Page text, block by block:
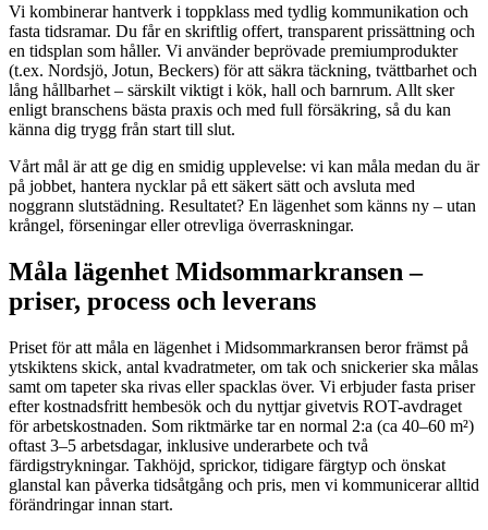
Vi kombinerar hantverk i toppklass med tydlig kommunikation och
fasta tidsramar. Du får en skriftlig offert, transparent prissättning och
en tidsplan som håller. Vi använder beprövade premiumprodukter
(t.ex. Nordsjö, Jotun, Beckers) för att säkra täckning, tvättbarhet och
lång hållbarhet – särskilt viktigt i kök, hall och barnrum. Allt sker
enligt branschens bästa praxis och med full försäkring, så du kan
känna dig trygg från start till slut.
Vårt mål är att ge dig en smidig upplevelse: vi kan måla medan du är
på jobbet, hantera nycklar på ett säkert sätt och avsluta med
noggrann slutstädning. Resultatet? En lägenhet som känns ny – utan
krångel, förseningar eller otrevliga överraskningar.
Måla lägenhet Midsommarkransen –
priser, process och leverans
Priset för att måla en lägenhet i Midsommarkransen beror främst på
ytskiktens skick, antal kvadratmeter, om tak och snickerier ska målas
samt om tapeter ska rivas eller spacklas över. Vi erbjuder fasta priser
efter kostnadsfritt hembesök och du nyttjar givetvis ROT-avdraget
för arbetskostnaden. Som riktmärke tar en normal 2:a (ca 40–60 m²)
oftast 3–5 arbetsdagar, inklusive underarbete och två
färdigstrykningar. Takhöjd, sprickor, tidigare färgtyp och önskat
glanstal kan påverka tidsåtgång och pris, men vi kommunicerar alltid
förändringar innan start.